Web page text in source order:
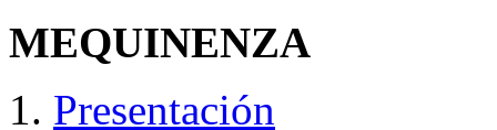
MEQUINENZA
Presentación